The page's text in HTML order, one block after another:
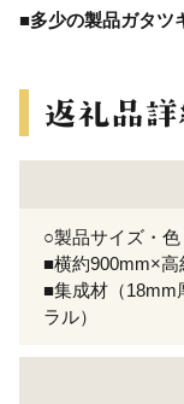
■多少の製品ガタツ
○製品サイズ・色
■横約900mm×
■集成材（
ラル）